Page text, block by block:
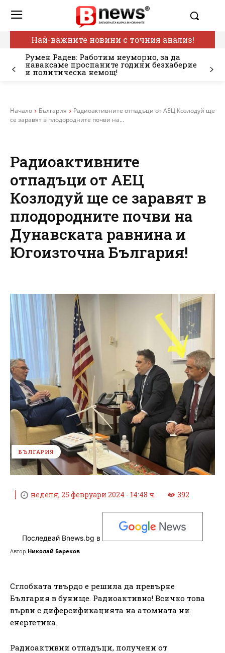
Най-важните новини с точния анализ!
Румен Радев: Работим неуморно, за да
наваксаме проспаните години безхаберие
и политическа немощ!
Начало България
Радиоактивните отпадъци от АЕЦ Козлодуй ще
се заравят в плодородните почви на...
Радиоактивните
отпадъци от АЕЦ
Козлодуй ще се заравят в
плодородните почви на
Дунавската равнина и
Югоизточна България!
БЪЛГАРИЯ
неделя, 25 февруари 2024 - 14:48 ч. 392
Последвай Bnews.bg в
Автор Николай Бареков
Сглобката твърдо е решила да превърне
България в бунище. Радиоактивно! Всичко това
върви с диферсификацията на атомната ни
енергетика.
Радиоактивни отпадъци, получени от